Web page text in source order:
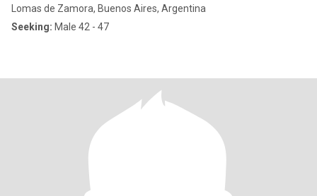
Lomas de Zamora, Buenos Aires, Argentina
Seeking: Male 42 - 47